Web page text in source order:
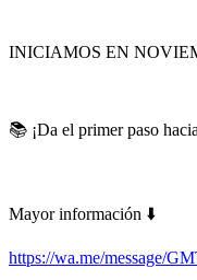
INICIAMOS EN
📚 ¡Da el primer paso
Mayor información ⬇️
https://wa.me/message/